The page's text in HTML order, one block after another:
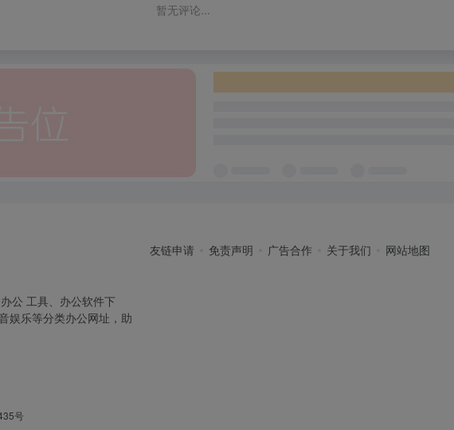
暂无评论...
公 工具、办公软件下
娱乐等分类办公网址，助
友链申请 免责声明 广告合作 关于我们 网站地图
号